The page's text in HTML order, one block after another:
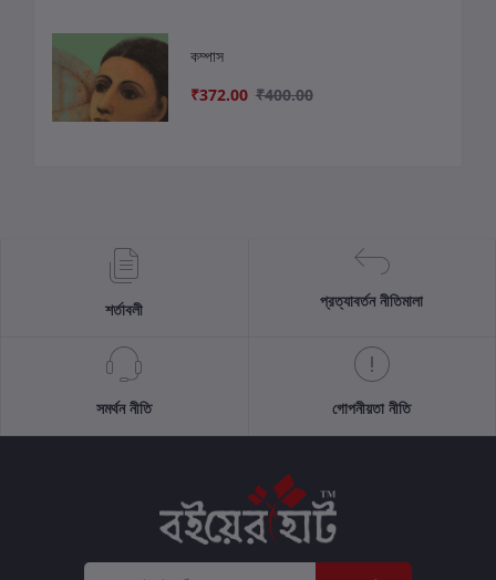
কম্পাস
₹372.00 ₹400.00
শর্তাবলী প্রত্যাবর্তন নীতিমালা
সমর্থন নীতি গোপনীয়তা নীতি